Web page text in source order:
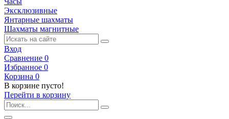
Эксклюзивные
Янтарные шахматы
Шахматы магнитные
Вход
Сравнение 0
Избранное 0
Корзина 0
В корзине пусто!
Перейти в корзину